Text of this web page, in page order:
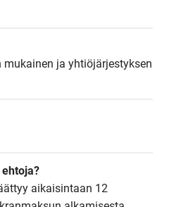
ja yhtiöjärjestyksen
aikaisintaan 12